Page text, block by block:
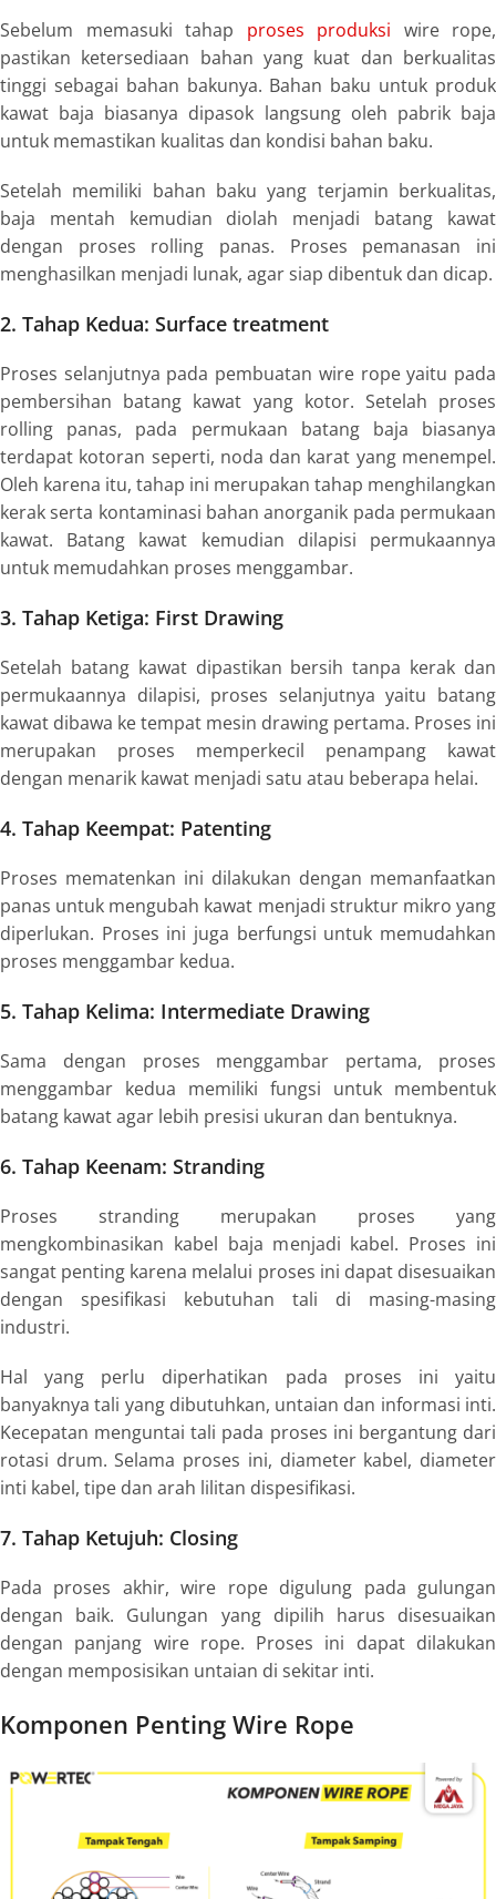
Sebelum memasuki tahap proses produksi wire rope,
pastikan ketersediaan bahan yang kuat dan berkualitas
tinggi sebagai bahan bakunya. Bahan baku untuk produk
kawat baja biasanya dipasok langsung oleh pabrik baja
untuk memastikan kualitas dan kondisi bahan baku.
Setelah memiliki bahan baku yang terjamin berkualitas,
baja mentah kemudian diolah menjadi batang kawat
dengan proses rolling panas. Proses pemanasan ini
menghasilkan menjadi lunak, agar siap dibentuk dan dicap.
2. Tahap Kedua: Surface treatment
Proses selanjutnya pada pembuatan wire ropeyaitu pada
pembersihan batang kawat yang kotor. Setelah proses
rolling panas, pada permukaan batang baja biasanya
terdapat kotoran seperti, noda dan karat yang menempel.
Oleh karena itu, tahap ini merupakan tahap menghilangkan
kerak serta kontaminasi bahan anorganik pada permukaan
kawat. Batang kawat kemudian dilapisi permukaannya
untuk memudahkan proses menggambar.
3. Tahap Ketiga: First Drawing
Setelah batang kawat dipastikan bersih tanpa kerak dan
permukaannya dilapisi, proses selanjutnya yaitu batang
kawat dibawa ke tempat mesin drawing pertama. Proses ini
merupakan proses memperkecil penampang kawat
dengan menarik kawat menjadi satu atau beberapa helai.
4. Tahap Keempat: Patenting
Proses mematenkan ini dilakukan dengan memanfaatkan
panas untuk mengubah kawat menjadi struktur mikro yang
diperlukan. Proses ini juga berfungsi untuk memudahkan
proses menggambar kedua.
5. Tahap Kelima: Intermediate Drawing
Sama dengan proses menggambar pertama, proses
menggambar kedua memiliki fungsi untuk membentuk
batang kawat agar lebih presisi ukuran dan bentuknya.
6. Tahap Keenam: Stranding
Proses stranding merupakan proses yang
mengkombinasikan kabel baja menjadi kabel. Proses ini
sangat penting karena melalui proses ini dapat disesuaikan
dengan spesifikasi kebutuhan tali di masing-masing
industri.
Hal yang perlu diperhatikan pada proses ini yaitu
banyaknya tali yang dibutuhkan, untaian dan informasi inti.
Kecepatan menguntai tali pada proses ini bergantung dari
rotasi drum. Selama proses ini, diameter kabel, diameter
inti kabel, tipe dan arah lilitan dispesifikasi.
7. Tahap Ketujuh: Closing
Pada proses akhir,wire rope digulung pada gulungan
dengan baik. Gulungan yang dipilih harus disesuaikan
dengan panjang wire rope. Proses ini dapat dilakukan
dengan memposisikan untaian di sekitar inti.
Komponen Penting Wire Rope